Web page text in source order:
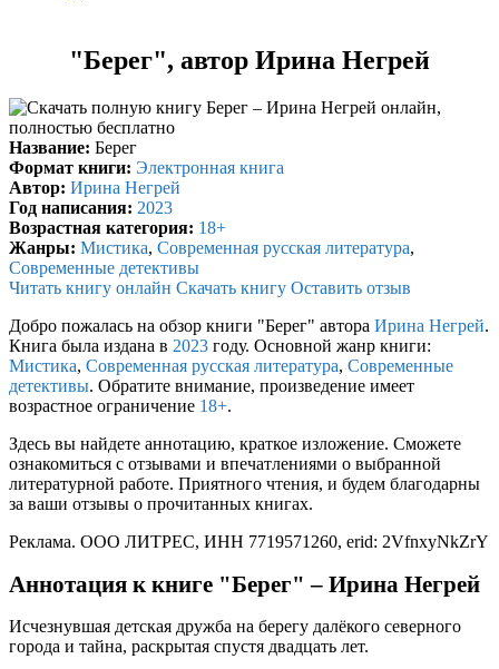
"Берег", автор Ирина Негрей
Название: Берег
Формат книги: Электронная книга
Автор: Ирина Негрей
Год написания: 2023
Возрастная категория: 18+
Жанры: Мистика, Современная русская литература,
Современные детективы
Читать книгу онлайн Скачать книгу Оставить отзыв
Добро пожалась на обзор книги "Берег" автора Ирина Негрей.
Книга была издана в 2023 году. Основной жанр книги:
Мистика, Современная русская литература, Современные
детективы. Обратите внимание, произведение имеет
возрастное ограничение 18+.
Здесь вы найдете аннотацию, краткое изложение. Сможете
ознакомиться с отзывами и впечатлениями о выбранной
литературной работе. Приятного чтения, и будем благодарны
за ваши отзывы о прочитанных книгах.
Реклама. ООО ЛИТРЕС, ИНН 7719571260, erid: 2VfnxyNkZrY
Аннотация к книге "Берег" – Ирина Негрей
Исчезнувшая детская дружба на берегу далёкого северного
города и тайна, раскрытая спустя двадцать лет.